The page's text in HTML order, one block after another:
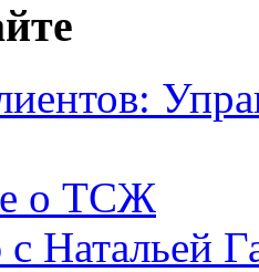
о ТСЖ
Натальей